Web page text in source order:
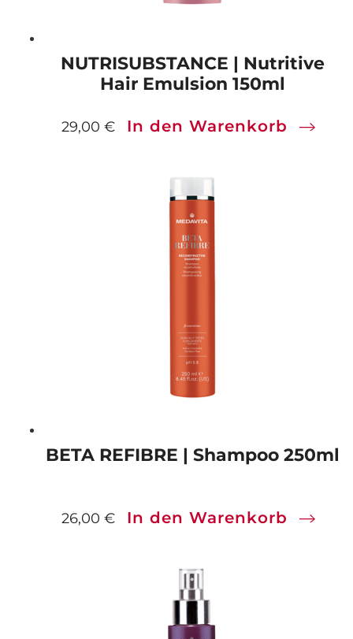
NUTRISUBSTANCE | Nutritive
Hair Emulsion 150ml
29,00 € In den Warenkorb
BETA REFIBRE | Shampoo 250ml
26,00 € In den Warenkorb